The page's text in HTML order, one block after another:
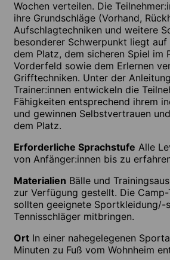
Wochen verteilen. Die
ihre Grundschläge (Vorhand,
Aufschlagtechniken und weitere
besonderer Schwerpunkt liegt
dem Platz, dem sicheren Spiel im
Vorderfeld sowie dem Erlernen
Grifftechniken. Unter der
Trainer:innen entwickeln die
Fähigkeiten entsprechend ihrem
und gewinnen Selbstvertrauen
dem Platz.
Erforderliche Sprachstufe Alle
von Anfänger:innen bis zu
Materialien Bälle und
zur Verfügung gestellt. Die Camp-
sollten geeignete Sportkleidung/-
Tennisschläger mitbringen.
Ort In einer nahegelegenen
Minuten zu Fuß vom Wohnheim